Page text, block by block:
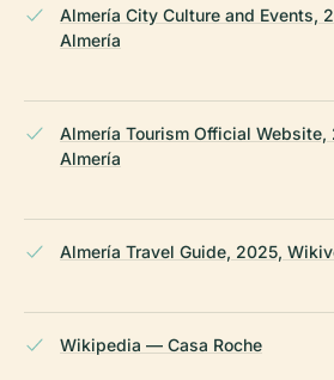
Almería City Culture and Events,
Almería
Almería Tourism Official Website,
Almería
Almería Travel Guide, 2025,
Wikipedia — Casa Roche